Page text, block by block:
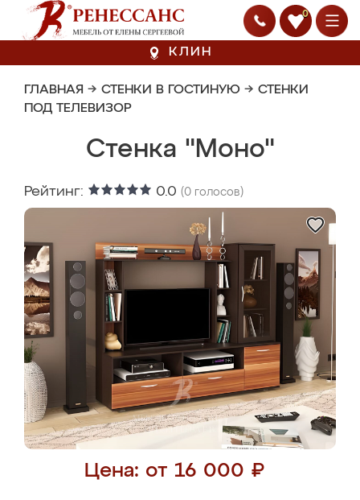
0
КЛИН
ГЛАВНАЯ → СТЕНКИ В ГОСТИНУЮ → СТЕНКИ
ПОД ТЕЛЕВИЗОР
Стенка "Моно"
Рейтинг: 0.0 (0 голосов)
Цена: от 16 000 ₽